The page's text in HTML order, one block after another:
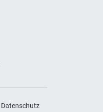
Datenschutz